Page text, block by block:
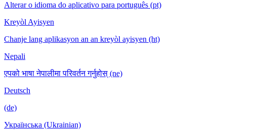
Alterar o idioma do aplicativo para português (pt)
Kreyòl Ayisyen
Chanje lang aplikasyon an an kreyòl ayisyen (ht)
Nepali
एपको भाषा नेपालीमा परिवर्तन गर्नुहोस् (ne)
Deutsch
(de)
Українська (Ukrainian)